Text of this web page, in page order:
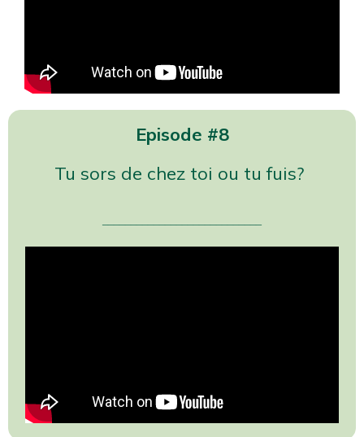
Episode #8
Tu sors de chez toi ou tu fuis?